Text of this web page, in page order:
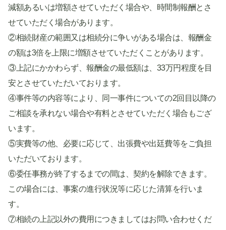
減額あるいは増額させていただく場合や、時間制報酬とさ
せていただく場合があります。
②相続財産の範囲又は相続分に争いがある場合は、報酬金
の額は3倍を上限に増額させていただくことがあります。
③上記にかかわらず、報酬金の最低額は、33万円程度を目
安とさせていただいております。
④事件等の内容等により、同一事件についての2回目以降の
ご相談を承れない場合や有料とさせていただく場合もござ
います。
⑤実費等の他、必要に応じて、出張費や出廷費等をご負担
いただいております。
⑥委任事務が終了するまでの間は、契約を解除できます。
この場合には、事案の進行状況等に応じた清算を行いま
す。
⑦相続の上記以外の費用につきましてはお問い合わせくだ